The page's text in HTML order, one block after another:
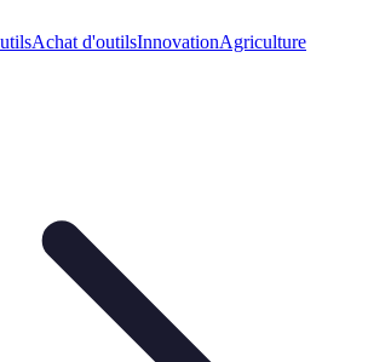
Achat d'outilsInnovationAgriculture